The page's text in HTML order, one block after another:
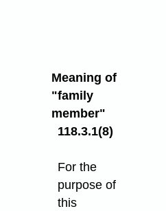
Meaning of
"family
member"
118.3.1(8)
For the
purpose of
this